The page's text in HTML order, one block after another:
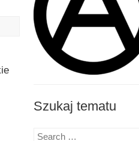
Szukaj tematu
Search